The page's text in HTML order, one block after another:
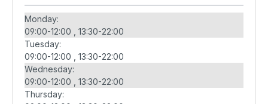
Monday:
09:00-12:00
13:30-22:00
Tuesday:
09:00-12:00
13:30-22:00
Wednesday:
09:00-12:00
13:30-22:00
Thursday: